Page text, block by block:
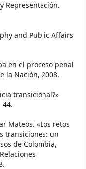
Representación.
and Public Affairs
en el proceso penal
la Naciòn, 2008.
transicional?»
44.
Mateos. «Los retos
transiciones: un
de Colombia,